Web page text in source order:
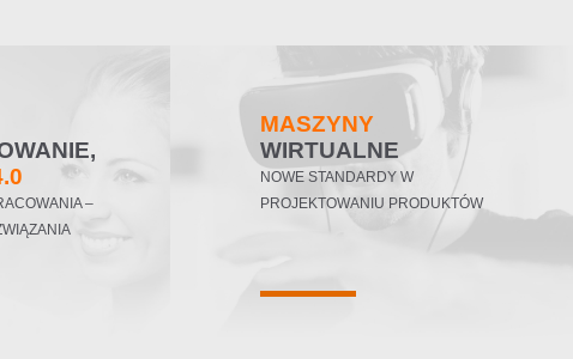
–
MASZYNY
WIRTUALNE
NOWE STANDARDY W
PROJEKTOWANIU PRODUKTÓW